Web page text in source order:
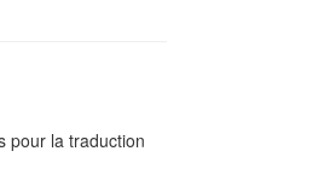
pour la traduction